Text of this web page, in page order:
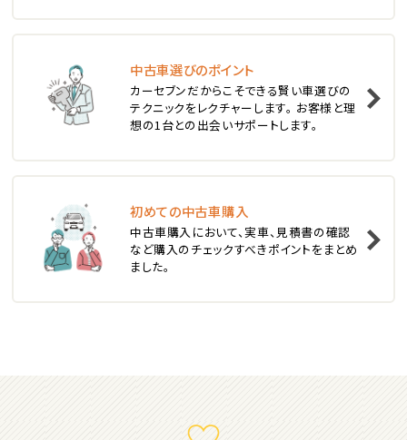
2位
スバル
レガシィツーリングワゴン
3位
トヨタ
カローラフィールダー
中古車選びのポイント
カーセブンだからこそできる賢い車選びの
テクニックをレクチャーします。 お客様と理
想の1台との出会いサポートします。
初めての中古車購入
中古車購入において、実車、見積書の確認
など購入のチェックすべきポイントをまとめ
ました。